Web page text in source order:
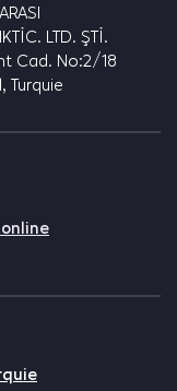
LTD. ŞTİ.
Cad. No:2/18
Turquie